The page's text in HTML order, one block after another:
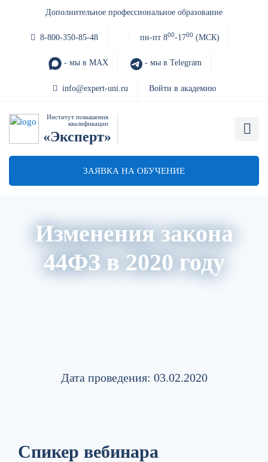
Дополнительное профессиональное образование
8-800-350-85-48 пн-пт 800-1700 (МСК)
- мы в MAX - мы в Telegram
info@expert-uni.ru Войти в академию
Институт повышения
квалификации
«Эксперт»
ЗАЯВКА НА ОБУЧЕНИЕ
Изменения закона
44ФЗ в 2020 году
Дата проведения: 03.02.2020
Спикер вебинара